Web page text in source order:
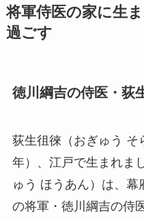
将軍侍医の家に生
過ごす
徳川綱吉の侍医・荻
荻生徂徠（おぎゅう そ
年）、江戸で生まれま
ゅう ほうあん）は、
の将軍・徳川綱吉の侍